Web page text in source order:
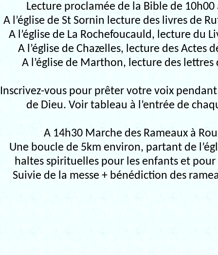
Lecture proclamée de la Bible de 10h00
A l’église de St Sornin lecture des livres de
A l’église de La Rochefoucauld, lecture du
A l’église de Chazelles, lecture des Actes
A l’église de Marthon, lecture des lettres
Inscrivez-vous pour prêter votre voix pendant
de Dieu. Voir tableau à l’entrée de
A 14h30 Marche des Rameaux à
Une boucle de 5km environ, partant de
haltes spirituelles pour les enfants et pour
Suivie de la messe + bénédiction des